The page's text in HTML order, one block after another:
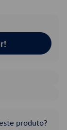
produto?